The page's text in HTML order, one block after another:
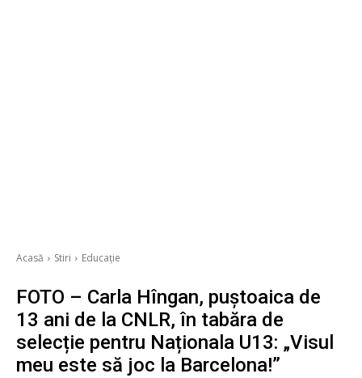
Acasă Stiri Educație
FOTO – Carla Hîngan, puștoaica de
13 ani de la CNLR, în tabăra de
selecție pentru Naționala U13: „Visul
meu este să joc la Barcelona!”